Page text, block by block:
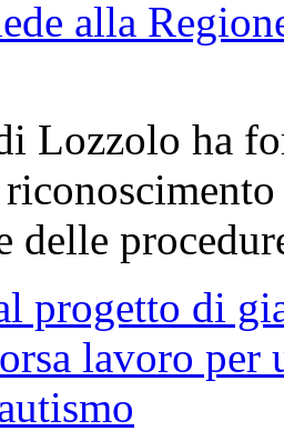
alla
Lozzolo ha
delle